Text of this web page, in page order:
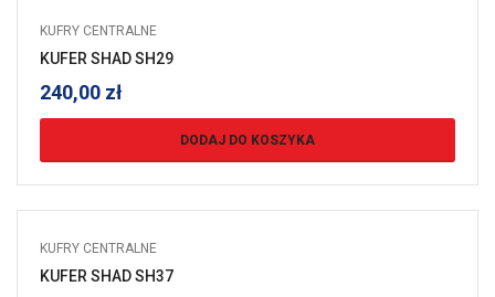
KUFRY CENTRALNE
KUFER SHAD SH29
240,00 zł
DODAJ DO KOSZYKA
KUFRY CENTRALNE
KUFER SHAD SH37